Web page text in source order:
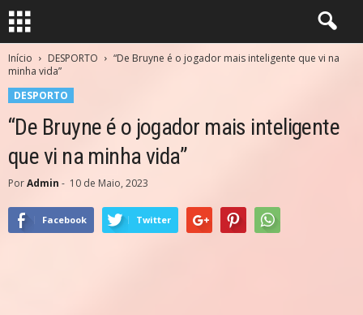
Início DESPORTO
“De Bruyne é o jogador mais inteligente que vi na
minha vida”
DESPORTO
“De Bruyne é o jogador mais inteligente
que vi na minha vida”
PorAdmin - 10 de Maio, 2023
Facebook Twitter